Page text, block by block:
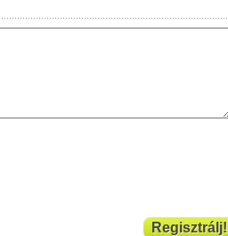
Regisztrálj!